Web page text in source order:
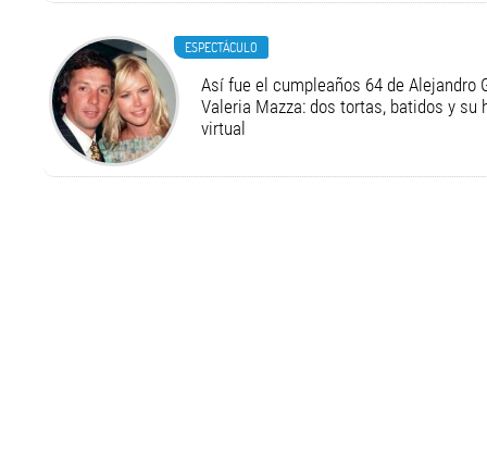
ESPECTÁCULO
Así fue el cumpleaños 64 de Alejandro
Valeria Mazza: dos tortas, batidos y su
virtual